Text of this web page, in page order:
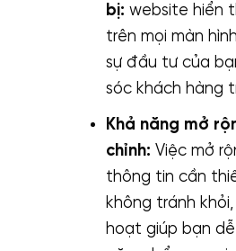
bị: website hiển
trên mọi màn
sự đầu tư của
sóc khách hàng
Khả năng mở
chỉnh: Việc mở
thông tin cần
không tránh
hoạt giúp bạn